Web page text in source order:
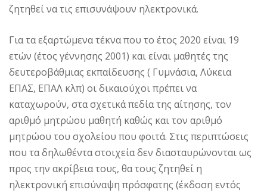
ζητηθεί να τις επισυνάψουν ηλεκτρονικά.
Για τα εξαρτώμενα τέκνα που το έτος 2020 είναι 19
ετών (έτος γέννησης 2001) και είναι μαθητές της
δευτεροβάθμιας εκπαίδευσης ( Γυμνάσια, Λύκεια
ΕΠΑΣ, ΕΠΑΛ κλπ) οι δικαιούχοι πρέπει να
καταχωρούν, στα σχετικά πεδία της αίτησης, τον
αριθμό μητρώου μαθητή καθώς και τον αριθμό
μητρώου του σχολείου που φοιτά. Στις περιπτώσεις
που τα δηλωθέντα στοιχεία δεν διασταυρώνονται ως
προς την ακρίβεια τους, θα τους ζητηθεί η
ηλεκτρονική επισύναψη πρόσφατης (έκδοση εντός